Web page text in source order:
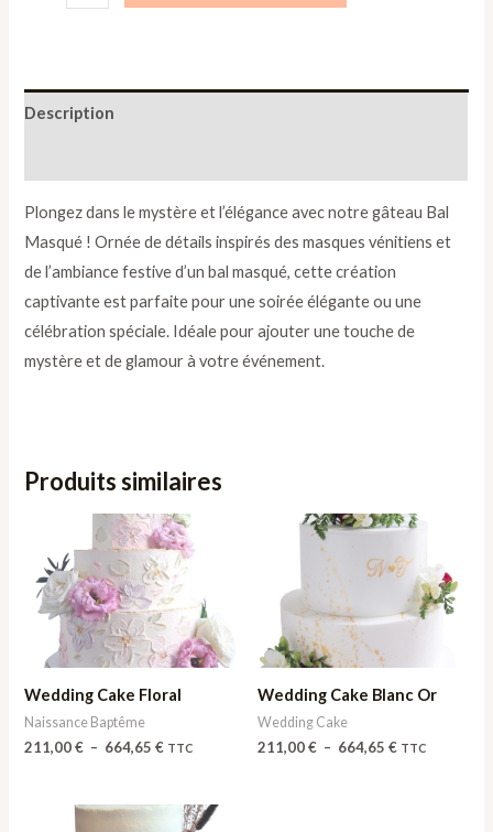
Description
Plongez dans le mystère et l’élégance avec notre gâteau Bal
Masqué ! Ornée de détails inspirés des masques vénitiens et
de l’ambiance festive d’un bal masqué, cette création
captivante est parfaite pour une soirée élégante ou une
célébration spéciale. Idéale pour ajouter une touche de
mystère et de glamour à votre événement.
Produits similaires
Wedding Cake Floral
Naissance Baptême
211,00€ – 664,65€
Plage
de
prix :
211,00 €
à
664,65 €
TTC
Wedding Cake Blanc Or
Wedding Cake
211,00€ – 664,65 €
Plage
prix :
211,00 €
664,65 €
TTC
Plage